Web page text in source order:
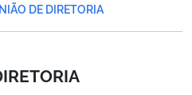
DE DIRETORIA